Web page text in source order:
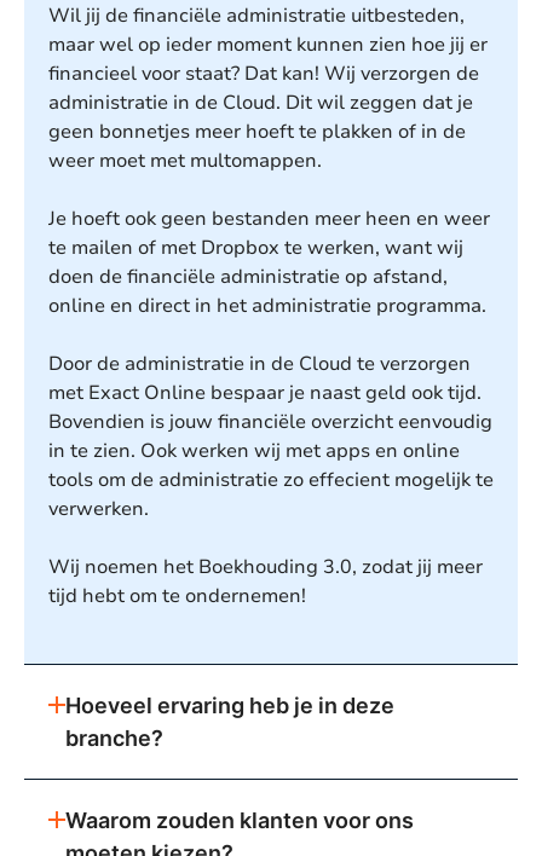
Wil jij de financiële administratie uitbesteden,
maar wel op ieder moment kunnen zien hoe jij er
financieel voor staat? Dat kan! Wij verzorgen de
administratie in de Cloud. Dit wil zeggen dat je
geen bonnetjes meer hoeft te plakken of in de
weer moet met multomappen.
Je hoeft ook geen bestanden meer heen en weer
te mailen of met Dropbox te werken, want wij
doen de financiële administratie op afstand,
online en direct in het administratie programma.
Door de administratie in de Cloud te verzorgen
met Exact Online bespaar je naast geld ook tijd.
Bovendien is jouw financiële overzicht eenvoudig
in te zien. Ook werken wij met apps en online
tools om de administratie zo effecient mogelijk te
verwerken.
Wij noemen het Boekhouding 3.0, zodat jij meer
tijd hebt om te ondernemen!
Hoeveel ervaring heb je in deze
branche?
Waarom zouden klanten voor ons